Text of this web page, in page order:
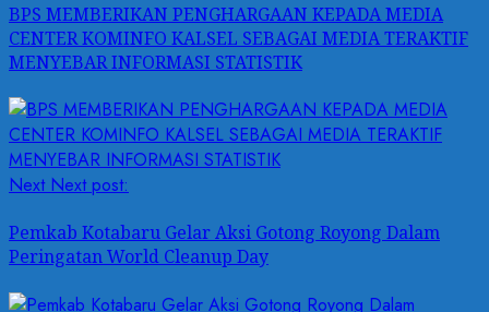
BPS MEMBERIKAN PENGHARGAAN KEPADA MEDIA
CENTER KOMINFO KALSEL SEBAGAI MEDIA TERAKTIF
MENYEBAR INFORMASI STATISTIK
Next Next post:
Pemkab Kotabaru Gelar Aksi Gotong Royong Dalam
Peringatan World Cleanup Day